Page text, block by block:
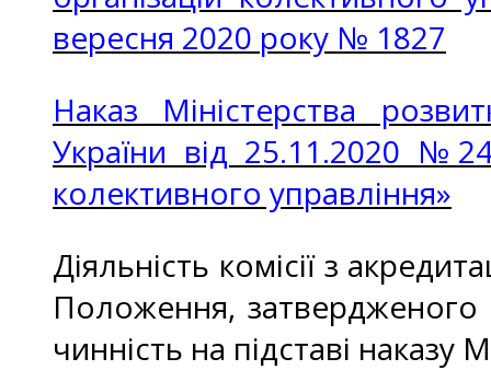
вересня 2020 року № 1827
Наказ Міністерства
України від 25.11.2020
колективного управління»
Діяльність комісії з
Положення,
чинність на підставі